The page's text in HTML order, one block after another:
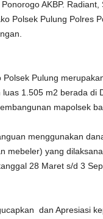
AKBP.
Polsek Pulung Polres
Polsek Pulung
1.505 m2 berada di
mapolsek
menggunakan
mebeler) yang
28 Maret s/d 3
dan Apresiasi